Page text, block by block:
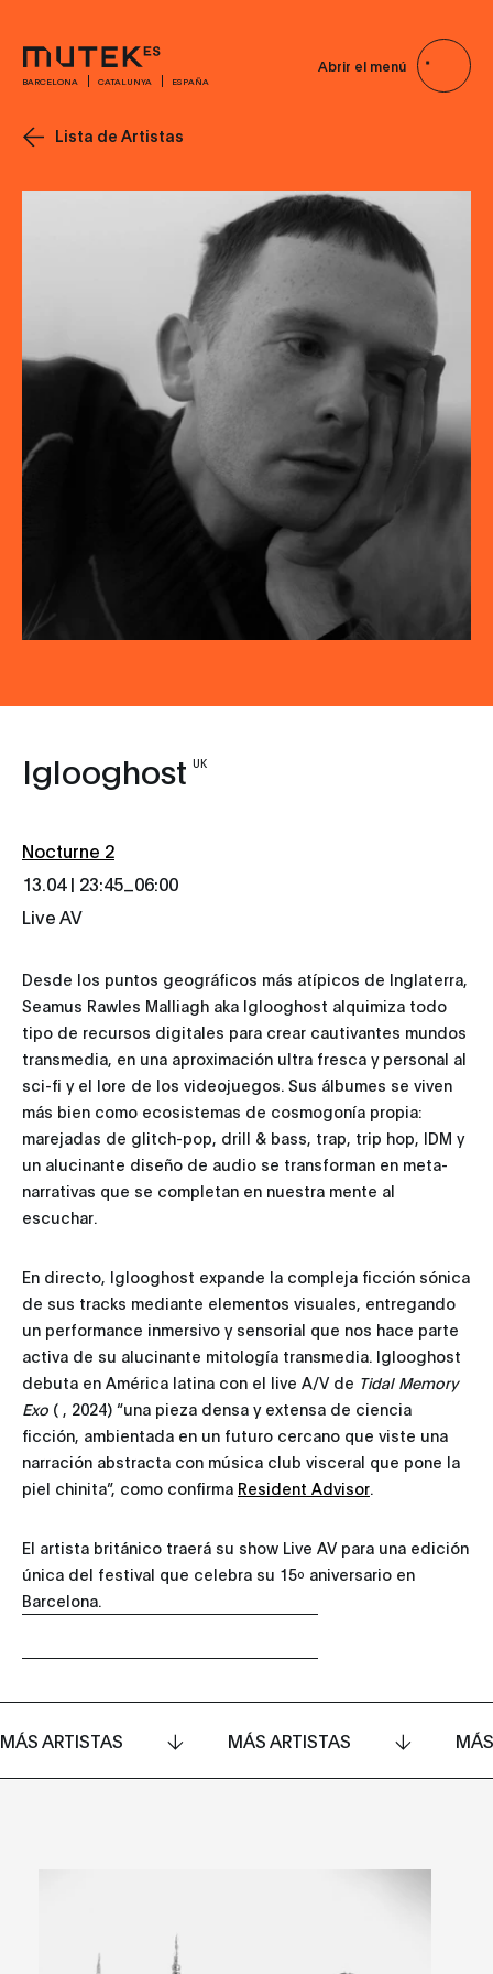
BARCELONA CATALUNYA ESPAÑA
Abrir el menú
Lista de Artistas
Iglooghost UK
Nocturne 2
13.04 | 23:45 06:00
Live AV
Desde los puntos geográficos más atípicos de Inglaterra,
Seamus Rawles Malliagh aka Iglooghost alquimiza todo
tipo de recursos digitales para crear cautivantes mundos
transmedia, en una aproximación ultra fresca y personal al
sci-fi y el lore de los videojuegos. Sus álbumes se viven
más bien como ecosistemas de cosmogonía propia:
marejadas de glitch-pop, drill & bass, trap, trip hop, IDM y
un alucinante diseño de audio se transforman en meta-
narrativas que se completan en nuestra mente al
escuchar.
En directo, Iglooghost expande la compleja ficción sónica
de sus tracks mediante elementos visuales, entregando
un performance inmersivo y sensorial que nos hace parte
activa de su alucinante mitología transmedia. Iglooghost
debuta en América latina con el live A/V de Tidal Memory
Exo ( , 2024) “una pieza densa y extensa de ciencia
ficción, ambientada en un futuro cercano que viste una
narración abstracta con música club visceral que pone la
piel chinita”, como confirma Resident Advisor.
El artista británico traerá su show Live AV para una edición
única del festival que celebra su 15º aniversario en
Barcelona.
MÁS ARTISTAS MÁS ARTISTAS